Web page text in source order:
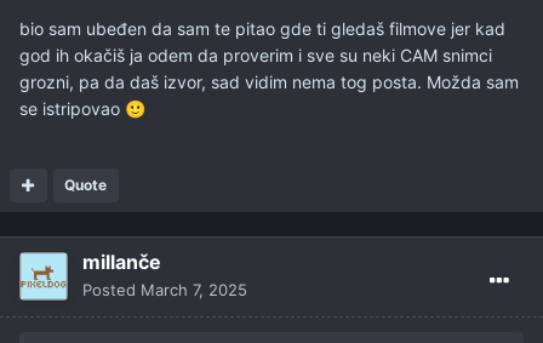
eksperimente, e sad kako posle 17 verzija gde je on
"pushover" sisica odjednom ispadne 18ti kao neki sigma
IDGAF Chad, nikakvog objašnjenja i logike nema, sem da
im je to trebalo tako zbog radnje i zbog toga da se malo
Takođe je moglo biti kraće pola sata bez problema, i Mark
ekstremnim Američkim levičarima, normlanim ljudima
teško😄
bio sam ubeđen da sam te pitao gde ti gledaš filmove jer kad
god ih okačiš ja odem da proverim i sve su neki CAM snimci
grozni, pa da daš izvor, sad vidim nema tog posta. Možda sam
se istripovao 🙂
Quote
millanče
Posted March 7, 2025